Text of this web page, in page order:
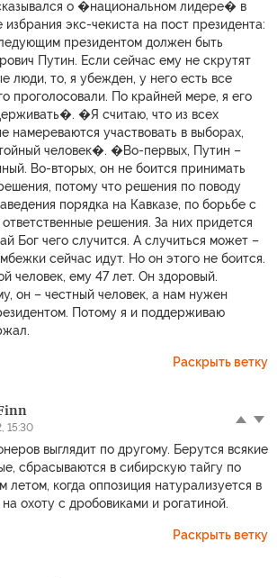
о �национальном лидере� в
избрания экс-чекиста на пост президента:
президентом должен быть
Путин. Если сейчас ему не скрутят
люди, то, я убежден, у него есть все
проголосовали. По крайней мере, я его
�Я считаю, что из всех
намереваются участвовать в выборах,
человек�. �Во-первых, Путин –
Во-вторых, он не боится принимать
потому что решения по поводу
порядка на Кавказе, по борьбе с
решения. За них придется
Бог чего случится. А случиться может –
сейчас идут. Но он этого не боится.
человек, ему 47 лет. Он здоровый.
он – честный человек, а нам нужен
Потому я и поддерживаю
Раскрыть ветку
15:30
выглядит по другому. Берутся всякие
сбрасываются в сибирскую тайгу по
когда оппозиция натурализуется в
охоту с дробовиками и рогатиной.
Раскрыть ветку